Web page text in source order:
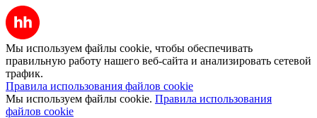
Мы используем файлы cookie, чтобы обеспечивать
правильную работу нашего веб-сайта и анализировать сетевой
трафик.
Правила использования файлов cookie
Мы используем файлы cookie. Правила использования
файлов cookie